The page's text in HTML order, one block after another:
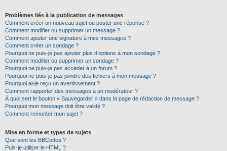
Problèmes liés à la publication de messages
Comment créer un nouveau sujet ou poster une réponse ?
Comment modifier ou supprimer un message ?
Comment ajouter une signature à mes messages ?
Comment créer un sondage ?
Pourquoi ne puis-je pas ajouter plus d’options à mon sondage ?
Comment modifier ou supprimer un sondage ?
Pourquoi ne puis-je pas accéder à un forum ?
Pourquoi ne puis-je pas joindre des fichiers à mon message ?
Pourquoi ai-je reçu un avertissement ?
Comment rapporter des messages à un modérateur ?
À quoi sert le bouton « Sauvegarder » dans la page de rédaction de message ?
Pourquoi mon message doit être validé ?
Comment remonter mon sujet ?
Mise en forme et types de sujets
Que sont les BBCodes ?
Puis-je utiliser le HTML ?